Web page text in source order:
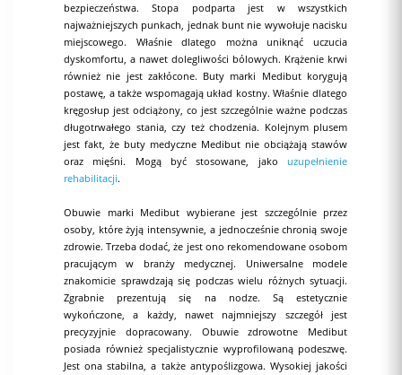
bezpieczeństwa. Stopa podparta jest w wszystkich
najważniejszych punkach, jednak bunt nie wywołuje nacisku
miejscowego. Właśnie dlatego można uniknąć uczucia
dyskomfortu, a nawet dolegliwości bólowych. Krążenie krwi
również nie jest zakłócone. Buty marki Medibut korygują
postawę, a także wspomagają układ kostny. Właśnie dlatego
kręgosłup jest odciążony, co jest szczególnie ważne podczas
długotrwałego stania, czy też chodzenia. Kolejnym plusem
jest fakt, że buty medyczne Medibut nie obciążają stawów
oraz mięśni. Mogą być stosowane, jako uzupełnienie
rehabilitacji.
Obuwie marki Medibut wybierane jest szczególnie przez
osoby, które żyją intensywnie, a jednocześnie chronią swoje
zdrowie. Trzeba dodać, że jest ono rekomendowane osobom
pracującym w branży medycznej. Uniwersalne modele
znakomicie sprawdzają się podczas wielu różnych sytuacji.
Zgrabnie prezentują się na nodze. Są estetycznie
wykończone, a każdy, nawet najmniejszy szczegół jest
precyzyjnie dopracowany. Obuwie zdrowotne Medibut
posiada również specjalistycznie wyprofilowaną podeszwę.
Jest ona stabilna, a także antypoślizgowa. Wysokiej jakości